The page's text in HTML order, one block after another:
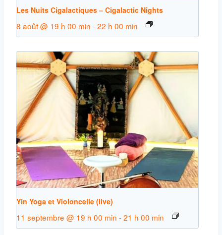
Les Nuits Cigalactiques – Cigalactic Nights
8 août @ 19 h 00 min -22 h 00 min
Yin Yoga et Violoncelle (live)
11 septembre @ 19 h 00 min -21 h 00 min